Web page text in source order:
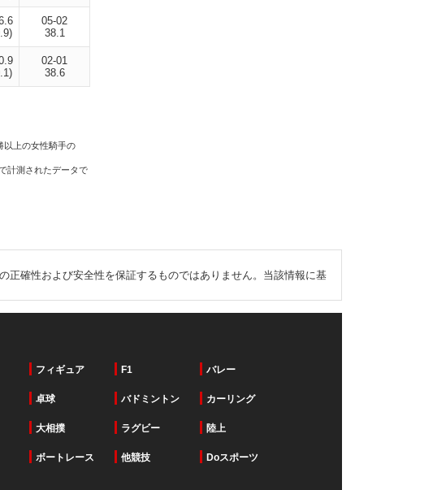
05-02
38.1
02-01
38.6
以上の女性騎手の
計測されたデータで
正確性および安全性を保証するものではありません。当該情報に基
フィギュア F1 バレー
卓球 バドミントン カーリング
大相撲 ラグビー 陸上
ボートレース 他競技 Doスポーツ